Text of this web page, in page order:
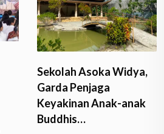
Sekolah Asoka Widya,
Garda Penjaga
Keyakinan Anak-anak
Buddhis…